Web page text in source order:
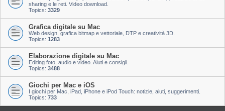
sharing e le reti. Video download.
Topics: 3329
Grafica digitale su Mac
Web design, grafica bitmap e vettoriale, DTP e creatività 3D.
Topics: 1283
Elaborazione digitale su Mac
Editing foto, audio e video. Aiuti e consigli.
Topics: 3488
Giochi per Mac e iOS
I giochi per Mac, iPad, iPhone e iPod Touch: notizie, aiuti, suggerimenti.
Topics: 733